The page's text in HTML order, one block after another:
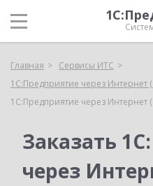
Главная
Сервисы ИТС
1С:Предприятие через
1С:Предприятие через
Заказать
через